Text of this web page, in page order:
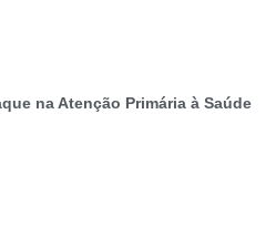
na Atenção Primária à Saúde